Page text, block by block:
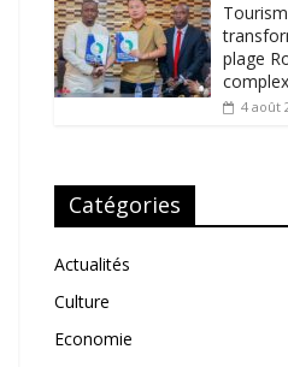
plage
4 août
Catégories
Actualités
Culture
Economie